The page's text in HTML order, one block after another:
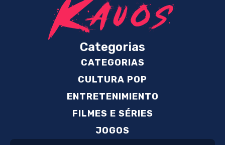
Categorias
CATEGORIAS
CULTURA POP
ENTRETENIMIENTO
FILMES E SÉRIES
JOGOS